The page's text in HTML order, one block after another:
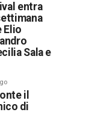
entra
Elio
Sala e
il
di